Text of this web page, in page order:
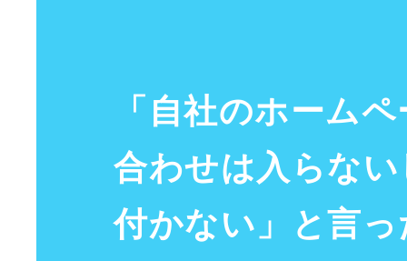
「自社のホームペ
合わせは入らな
付かない」と言っ